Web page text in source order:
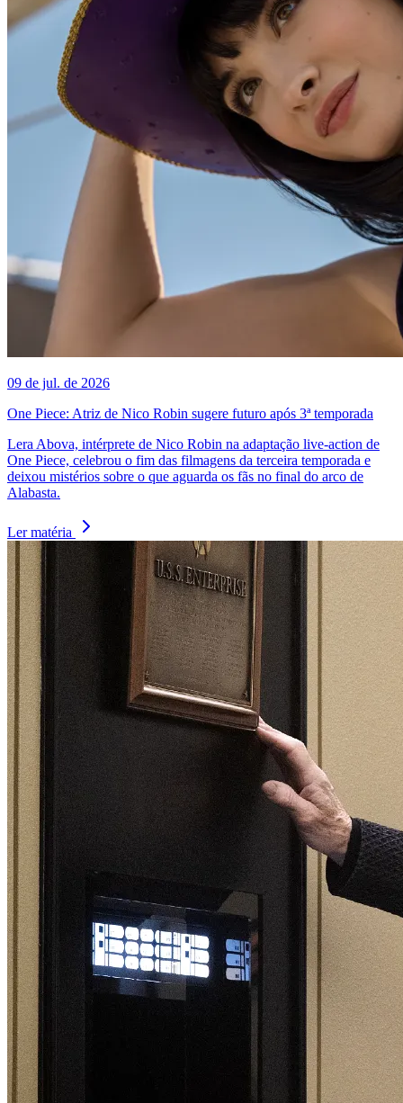
09 de jul. de 2026
One Piece: Atriz de Nico Robin sugere futuro após 3ª temporada
Lera Abova, intérprete de Nico Robin na adaptação live-action de
One Piece, celebrou o fim das filmagens da terceira temporada e
deixou mistérios sobre o que aguarda os fãs no final do arco de
Alabasta.
Ler matéria